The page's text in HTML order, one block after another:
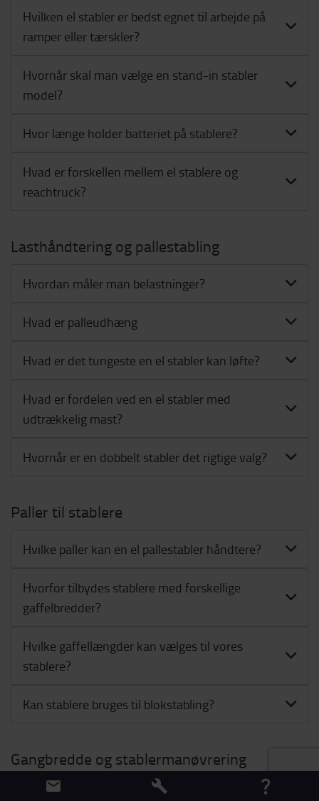
Hvilken el stabler er bedst egnet til arbejde på
ramper eller tærskler?
Hvornår skal man vælge en stand-in stabler
model?
Hvor længe holder batteriet på stablere?
Hvad er forskellen mellem el stablere og
reachtruck?
Lasthåndtering og pallestabling
Hvordan måler man belastninger?
Hvad er palleudhæng
Hvad er det tungeste en el stabler kan løfte?
Hvad er fordelen ved en el stabler med
udtrækkelig mast?
Hvornår er en dobbelt stabler det rigtige valg?
Paller til stablere
Hvilke paller kan en el pallestabler håndtere?
Hvorfor tilbydes stablere med forskellige
gaffelbredder?
Hvilke gaffellængder kan vælges til vores
stablere?
Kan stablere bruges til blokstabling?
Gangbredde og stablermanøvrering
Hvad betyder gangbredde?